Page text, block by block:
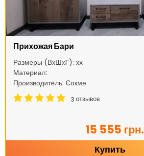
Прихожая Бари
Размеры (ВхШхГ): хх
Материал:
Производитель: Сокме
3 отзывов
15 555 грн.
Купить